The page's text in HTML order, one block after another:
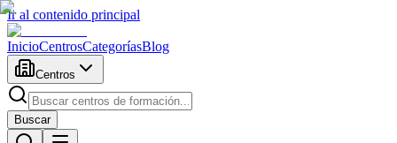
Ir al contenido principal
InicioCentrosCategoríasBlog
Centros
Buscar